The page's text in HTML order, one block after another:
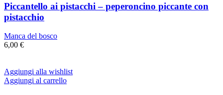
Piccantello ai pistacchi – peperoncino piccante con
pistacchio
Manca del bosco
6,00 €
Aggiungi alla wishlist
Aggiungi al carrello